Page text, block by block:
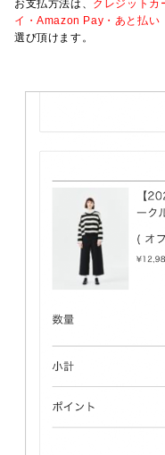
お支払方法は、 クレジットカ
イ・Amazon Pay・あと払い
選び頂けます。